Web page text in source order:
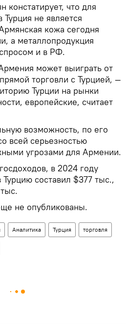
констатирует, что для
Турция не является
кожа сегодня
а металлопродукция
и в РФ.
может выиграть от
торговли с Турцией, —
Турции на рынки
европейские, считает
возможность, по его
всей серьезностью
угрозами для Армении.
в 2024 году
составил $377 тыс.,
не опубликованы.
Аналитика Турция торговля